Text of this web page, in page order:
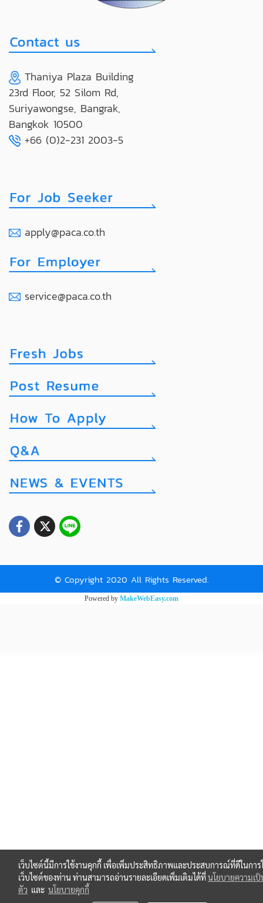
Thaniya Plaza Building
23rd Floor, 52 Silom Rd,
Suriyawongse, Bangrak,
Bangkok 10500
+66 (0)2-231 2003-5
apply@paca.co.th
service@paca.co.th
© Copyright 2020 All Rights Reserved.
Powered by MakeWebEasy.com
เว็บไซต์นี้มีการใช้งานคุกกี้ เพื่อเพิ่มประสิทธิภาพและประสบการณ์ที่ดีในการ
เว็บไซต์ของท่าน ท่านสามารถอ่านรายละเอียดเพิ่มเติมได้ที่นโยบายความเ
ตัว และ นโยบายคุกกี้